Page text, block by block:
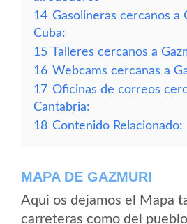
14 Gasolineras cercanos a
Cuba:
15 Talleres cercanos a
16 Webcams cercanas a
17 Oficinas de correos
Cantabria:
18 Contenido Relacionado:
MAPA DE GAZMURI
Aqui os dejamos el Mapa
carreteras como del